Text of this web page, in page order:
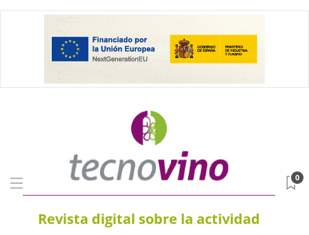
Revista digital sobre la actividad
0